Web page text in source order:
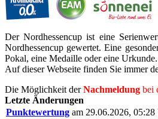
Der Nordhessencup ist eine
Nordhessencup gewertet. Eine
Pokal, eine Medaille oder eine
Auf dieser Webseite finden Sie immer
Die Möglichkeit derNachmeldung bei
Letzte Änderungen
Punktewertung am 29.06.2026, 05:28